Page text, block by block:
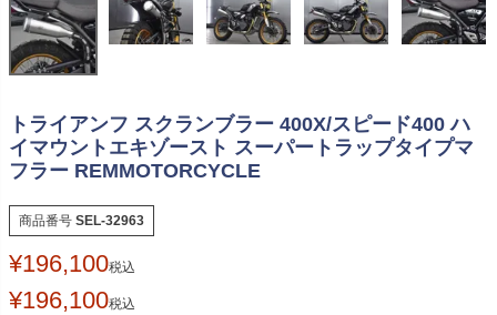
トライアンフ スクランブラー 400X/スピード400 ハ
イマウントエキゾースト スーパートラップタイプマ
フラー REMMOTORCYCLE
商品番号 SEL-32963
¥196,100税込
¥196,100税込